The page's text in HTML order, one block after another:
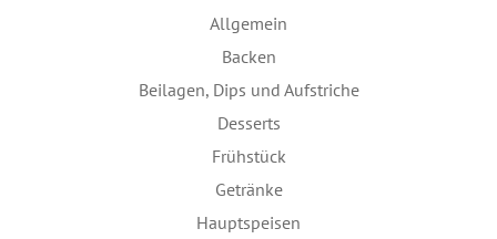
Allgemein
Backen
Beilagen, Dips und Aufstriche
Desserts
Frühstück
Getränke
Hauptspeisen